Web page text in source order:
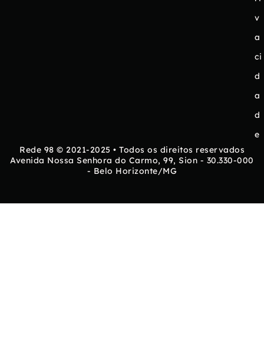
v
a
ci
d
a
d
e
Rede 98 © 2021-2025 • Todos os direitos reservados
Avenida Nossa Senhora do Carmo, 99, Sion - 30.330-000
- Belo Horizonte/MG